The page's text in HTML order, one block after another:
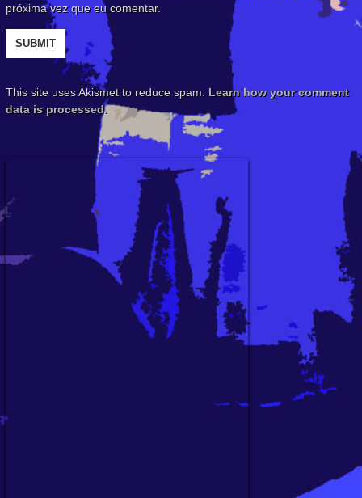
próxima vez que eu comentar.
This site uses Akismet to reduce spam. Learn how your comment
data is processed.